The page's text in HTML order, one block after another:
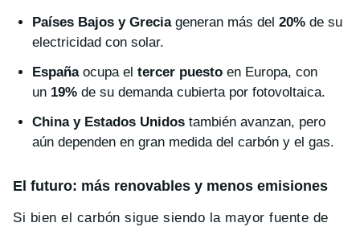
Países Bajos y Greciageneran más del 20% de su
electricidad con solar.
Españaocupa el tercer puesto en Europa, con
un 19% de su demanda cubierta por fotovoltaica.
China y Estados Unidos también avanzan, pero
aún dependen en gran medida del carbón y el gas.
El futuro: más renovables y menos emisiones
Si bien el carbón sigue siendo la mayor fuente de